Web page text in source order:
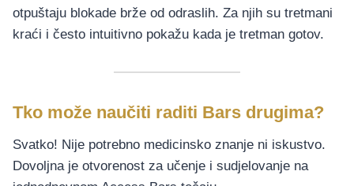
otpuštaju blokade brže od odraslih. Za njih su tretmani
kraći i često intuitivno pokažu kada je tretman gotov.
Tko može naučiti raditi Bars drugima?
Svatko! Nije potrebno medicinsko znanje ni iskustvo.
Dovoljna je otvorenost za učenje i sudjelovanje na